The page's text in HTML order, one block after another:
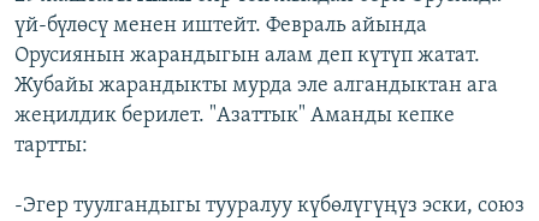
үй-бүлөсү менен иштейт. Февраль айында
Орусиянын жарандыгын алам деп күтүп жатат.
Жубайы жарандыкты мурда эле алгандыктан ага
жеңилдик берилет. "Азаттык" Аманды кепке
тартты:
-Эгер туулгандыгы тууралуу күбөлүгүңүз эски, союз